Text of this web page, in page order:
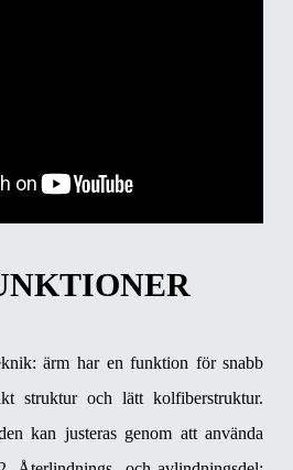
ärm har en funktion för snabb
struktur och lätt kolfiberstruktur.
kan justeras genom att använda